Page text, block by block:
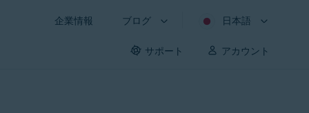
企業情報 ブログ 日本語
サポート アカウント